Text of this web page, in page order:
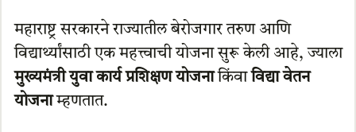
महाराष्ट्र सरकारने राज्यातील बेरोजगार तरुण आणि
विद्यार्थ्यांसाठी एक महत्त्वाची योजना सुरू केली आहे, ज्याला
मुख्यमंत्री युवा कार्य प्रशिक्षण योजनाकिंवाविद्या वेतन
योजनाम्हणतात.